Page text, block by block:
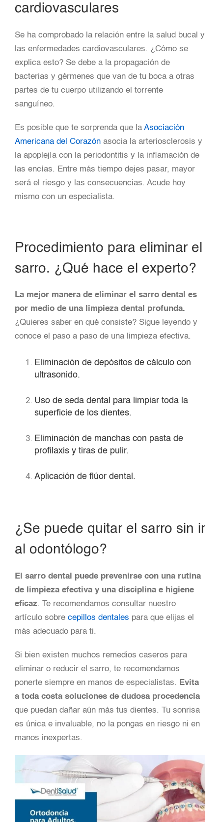
cardiovasculares
Se ha comprobado la relación entre la salud bucal y
las enfermedades cardiovasculares. ¿Cómo se
explica esto? Se debe a la propagación de
bacterias y gérmenes que van de tu boca a otras
partes de tu cuerpo utilizando el torrente
sanguíneo.
Es posible que te sorprenda que la Asociación
Americana del Corazón asocia la arteriosclerosis y
la apoplejía con la periodontitis y la inflamación de
las encías. Entre más tiempo dejes pasar, mayor
será el riesgo y las consecuencias. Acude hoy
mismo con un especialista.
Procedimiento para eliminar el
sarro. ¿Qué hace el experto?
La mejor manera de eliminar el sarro dental es
por medio de una limpieza dental profunda.
¿Quieres saber en qué consiste? Sigue leyendo y
conoce el paso a paso de una limpieza efectiva.
Eliminación de depósitos de cálculo con
ultrasonido.
Uso de seda dental para limpiar toda la
superficie de los dientes.
Eliminación de manchas con pasta de
profilaxis y tiras de pulir.
Aplicación de flúor dental.
¿Se puede quitar el sarro sin ir
al odontólogo?
El sarro dental puede prevenirse con una rutina
de limpieza efectiva y una disciplina e higiene
eficaz. Te recomendamos consultar nuestro
artículo sobre cepillos dentales para que elijas el
más adecuado para ti.
Si bien existen muchos remedios caseros para
eliminar o reducir el sarro, te recomendamos
ponerte siempre en manos de especialistas. Evita
a toda costa soluciones de dudosa procedencia
que puedan dañar aún más tus dientes. Tu sonrisa
es única e invaluable, no la pongas en riesgo ni en
manos inexpertas.